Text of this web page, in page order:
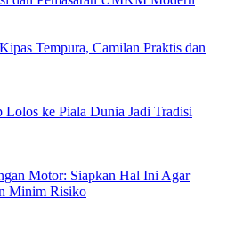
Tempura, Camilan Praktis dan
ke Piala Dunia Jadi Tradisi
Motor: Siapkan Hal Ini Agar
Minim Risiko